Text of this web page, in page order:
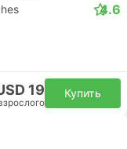
4.6
19 Купить